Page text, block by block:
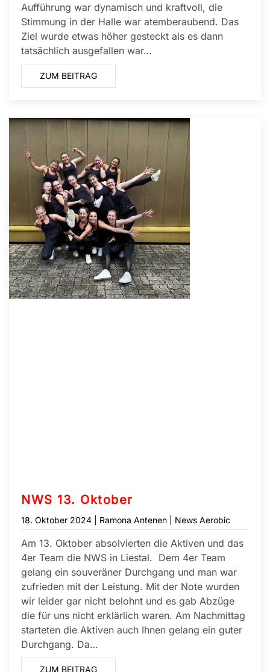
Aufführung war dynamisch und kraftvoll, die
Stimmung in der Halle war atemberaubend. Das
Ziel wurde etwas höher gesteckt als es dann
tatsächlich ausgefallen war…
ZUM BEITRAG
NWS 13. Oktober
18. Oktober 2024 | Ramona Antenen | News Aerobic
Am 13. Oktober absolvierten die Aktiven und das
4er Team die NWS in Liestal. Dem 4er Team
gelang ein souveräner Durchgang und man war
zufrieden mit der Leistung. Mit der Note wurden
wir leider gar nicht belohnt und es gab Abzüge
die für uns nicht erklärlich waren. Am Nachmittag
starteten die Aktiven auch Ihnen gelang ein guter
Durchgang. Da…
ZUM BEITRAG